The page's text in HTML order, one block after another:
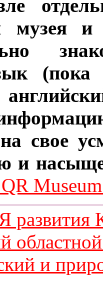
музея и
(пока
свое
и
и